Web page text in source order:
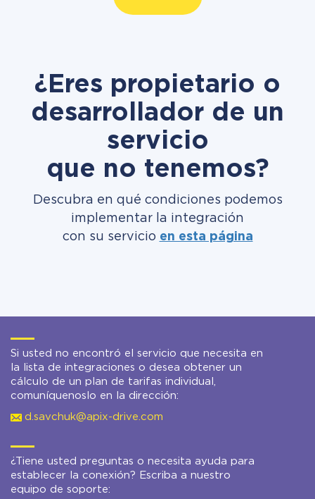
¿Eres propietario o
desarrollador de un
servicio
que no tenemos?
Descubra en qué condiciones podemos
implementar la integración
con su servicio en esta página
Si usted no encontró el servicio que necesita en
la lista de integraciones o desea obtener un
cálculo de un plan de tarifas individual,
comuníquenoslo en la dirección:
d.savchuk@apix-drive.com
¿Tiene usted preguntas o necesita ayuda para
establecer la conexión? Escriba a nuestro
equipo de soporte: